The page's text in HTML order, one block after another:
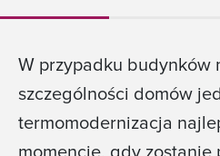
W przypadku budynków
szczególności domów
termomodernizacja
momencie, gdy zostanie